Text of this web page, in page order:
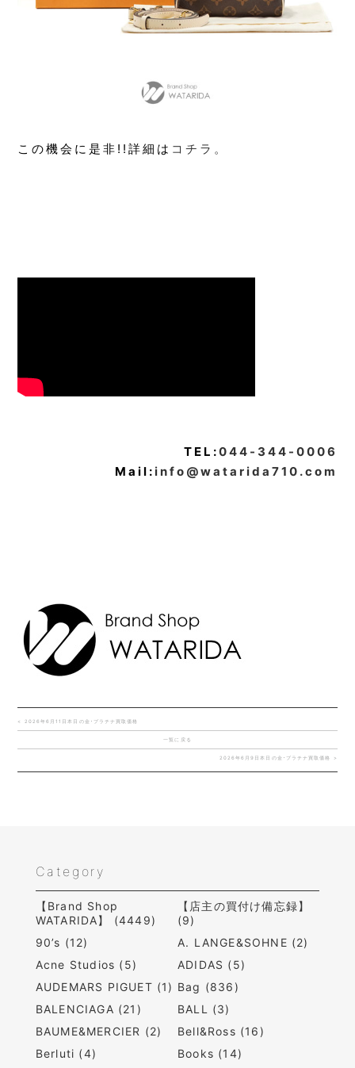
この機会に是非!!詳細は コチラ。
TEL:044-344-0006
Mail: info@watarida710.com
< 2026年6月11日本日の金･プラチナ買取価格
一覧に戻る
2026年6月9日本日の金･プラチナ買取価格 >
Category
【Brand Shop
WATARIDA】 (4449)
【店主の買付け備忘録】
(9)
90’s (12)
A. LANGE&SOHNE (2)
Acne Studios (5)
ADIDAS (5)
AUDEMARS PIGUET (1) Bag (836)
BALENCIAGA (21)
BALL (3)
BAUME&MERCIER (2)
Bell&Ross (16)
Berluti (4)
Books (14)